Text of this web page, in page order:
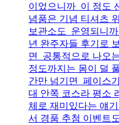
이었으니까 이 정도
념품은 기념 티셔츠
보관소도 운영되니
년 완주자들 후기로
면 공통적으로 나오
정도까지는 몸이 덜
간만 넘기면 페이스
대 안쪽 코스라 평소
체로 재미있다는 얘
서 경품 추첨 이벤트